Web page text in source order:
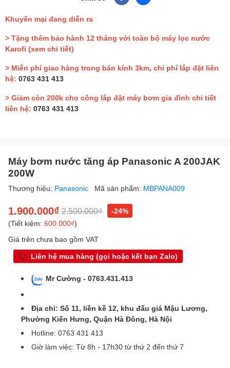
Khuyến mại đang diễn ra
> Tặng thêm bảo hành 12 tháng với toàn bộ máy lọc nước
Karofi (xem chi tiết)
> Miễn phí giao hàng trong bán kính 3km, chi phí lắp đặt liên
hệ: 0763 431 413
> Giảm còn 200k cho công lắp đặt máy bơm gia đình chi tiết
liên hệ: 0763 431 413
Máy bơm nước tăng áp Panasonic A 200JAK
200W
Thương hiệu: Panasonic Mã sản phẩm: MBPANA009
1.900.000₫ 2.500.000₫
-24%
(Tiết kiệm: 600.000₫)
Giá trên chưa bao gồm VAT
Liên hệ mua hàng (gọi hoặc kết bạn Zalo)
Mr Cường - 0763.431.413
Địa chỉ: Số 11, liền kề 12, khu đấu giá Mậu Lương,
Phường Kiến Hưng, Quận Hà Đông, Hà Nội
Hotline: 0763 431 413
Giờ làm việc: Từ 8h - 17h30 từ thứ 2 đến thứ 7